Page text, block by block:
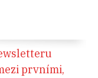
prvními,